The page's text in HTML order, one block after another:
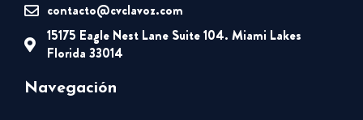
contacto@cvclavoz.com
15175 Eagle Nest Lane Suite 104. Miami Lakes
Florida 33014
Navegación